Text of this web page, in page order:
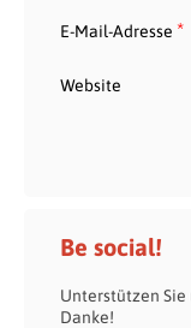
E-Mail-Adresse *
Website
Be social!
Unterstützen
Danke!